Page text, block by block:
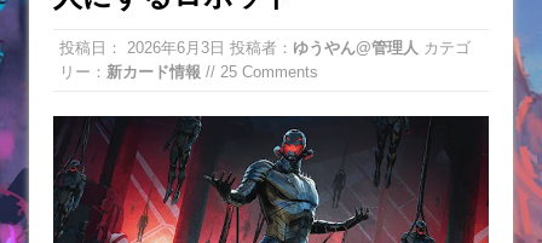
投稿日： 2026年6月3日 投稿者： ゆうやん@管理人 カテゴ
リー： 新カード情報 // 25 Comments